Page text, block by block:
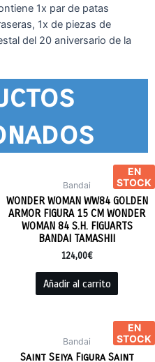
1x par de patas
1x de piezas de
del 20 aniversario de la
EN
STOCK
Bandai
WONDER WOMAN WW84 GOLDEN
ARMOR FIGURA 15 CM WONDER
WOMAN 84 S.H. FIGUARTS
BANDAI TAMASHII
124,00€
Añadir al carrito
EN
STOCK
Bandai
Saint Seiya Figura Saint